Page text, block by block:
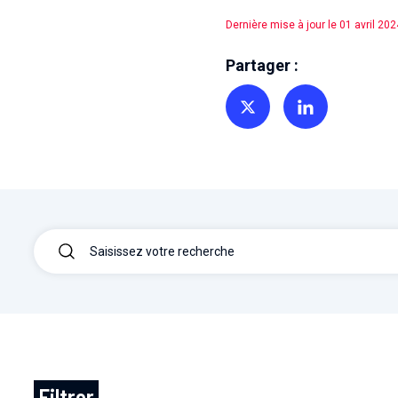
Dernière mise à jour le 01 avril
Partager :
Partager sur TwitterPartager sur Linkedin